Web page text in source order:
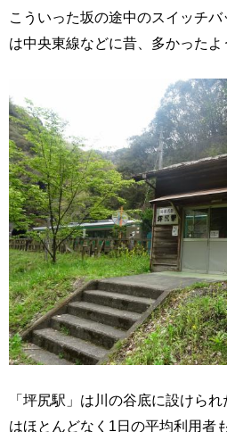
こういった坂の途中のスイッチ
は中央東線などに昔、多かったよ
「坪尻駅」は川の谷底に設けら
はほとんどなく1日の平均利用者